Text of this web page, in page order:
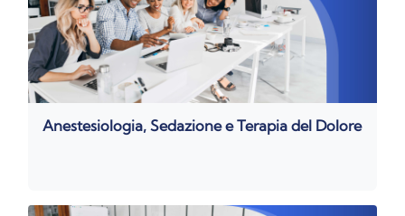
Anestesiologia, Sedazione e Terapia del Dolore